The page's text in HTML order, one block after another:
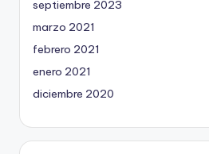
septiembre 2023
marzo 2021
febrero 2021
enero 2021
diciembre 2020